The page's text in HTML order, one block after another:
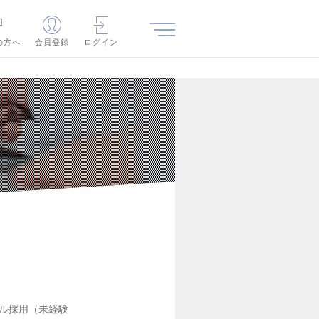
方へ 会員登録 ログイン
採用（未経験